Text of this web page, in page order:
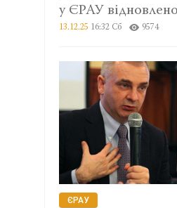
у ЄРАУ відновлено
13.12.25 16:32 Сб 9574
ЄРАУ